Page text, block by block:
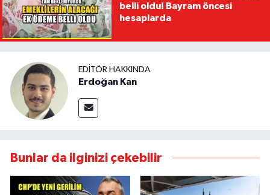
belli oldu! Bayram öncesi
hesaplarda
EDITÖR HAKKINDA
Erdoğan Kan
Bunlar da ilginizi çekebilir